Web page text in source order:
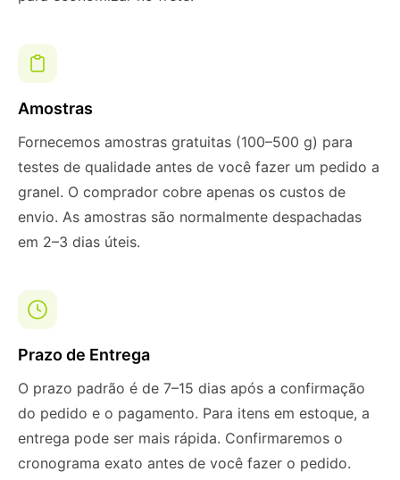
Amostras
Fornecemos amostras gratuitas (100–500 g) para
testes de qualidade antes de você fazer um pedido a
granel. O comprador cobre apenas os custos de
envio. As amostras são normalmente despachadas
em 2–3 dias úteis.
Prazo de Entrega
O prazo padrão é de 7–15 dias após a confirmação
do pedido e o pagamento. Para itens em estoque, a
entrega pode ser mais rápida. Confirmaremos o
cronograma exato antes de você fazer o pedido.